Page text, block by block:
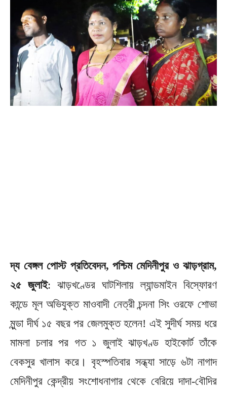
দ্য বেঙ্গল পোস্ট প্রতিবেদন, পশ্চিম মেদিনীপুর ও ঝাড়গ্রাম,
২৫ জুলাই: ঝাড়খণ্ডের ঘাটশিলায় ল্যান্ডমাইন বিস্ফোরণ
কান্ডে মূল অভিযুক্ত মাওবাদী নেত্রী চন্দনা সিং ওরফে শোভা
মুন্ডা দীর্ঘ ১৫ বছর পর জেলমুক্ত হলেন! এই সুদীর্ঘ সময় ধরে
মামলা চলার পর গত ১ জুলাই ঝাড়খণ্ড হাইকোর্ট তাঁকে
বেকসুর খালাস করে। বৃহস্পতিবার সন্ধ্যা সাড়ে ৬টা নাগাদ
মেদিনীপুর কেন্দ্রীয় সংশোধনাগার থেকে বেরিয়ে দাদা-বৌদির